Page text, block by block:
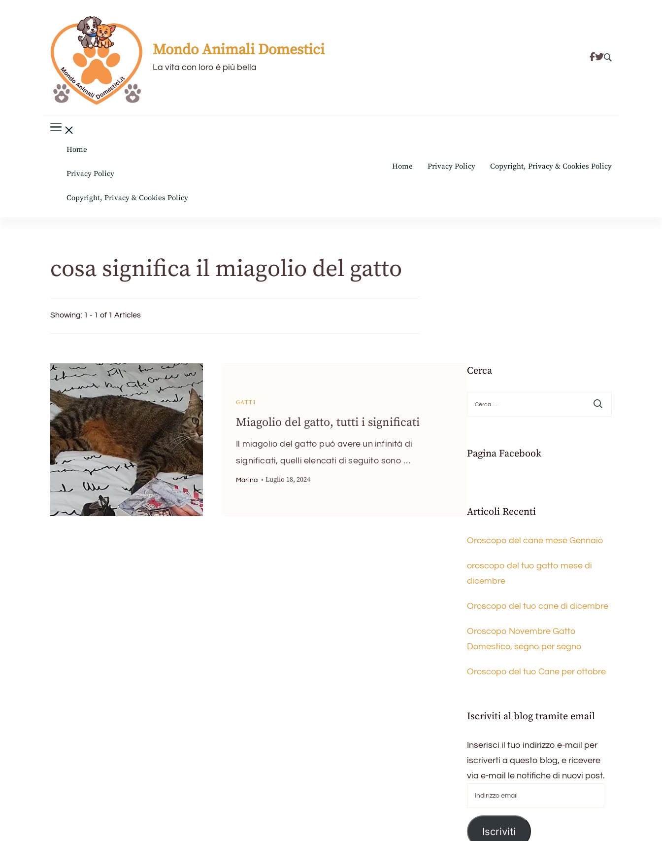
Mondo Animali Domestici
La vita con loro è più bella
Home
Privacy Policy
Copyright, Privacy & Cookies Policy
Home Privacy Policy Copyright, Privacy & Cookies Policy
cosa significa il miagolio del gatto
Showing: 1 - 1 of 1 Articles
GATTI
Miagolio del gatto, tutti i significati
Il miagolio del gatto può avere un infinità di
significati, quelli elencati di seguito sono …
Marina Luglio 18, 2024
Cerca
per:
Pagina Facebook
Articoli Recenti
Oroscopo del cane mese Gennaio
oroscopo del tuo gatto mese di
dicembre
Oroscopo del tuo cane di dicembre
Oroscopo Novembre Gatto
Domestico, segno per segno
Oroscopo del tuo Cane per ottobre
Iscriviti al blog tramite email
Inserisci il tuo indirizzo e-mail per
iscriverti a questo blog, e ricevere
via e-mail le notifiche di nuovi post.
email
Iscriviti